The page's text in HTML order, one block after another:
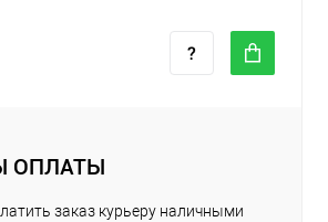
ОПЛАТЫ
заказ курьеру наличными